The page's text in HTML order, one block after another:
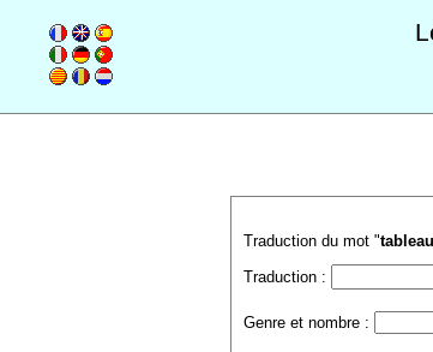
Traduction du mot "tableau
Traduction :
Genre et nombre :